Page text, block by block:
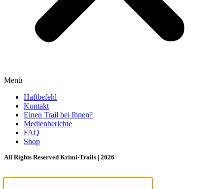
Menü
Haftbefehl
Kontakt
Einen Trail bei Ihnen?
Medienberichte
FAQ
Shop
All Rights Reserved Krimi-Trails | 2026